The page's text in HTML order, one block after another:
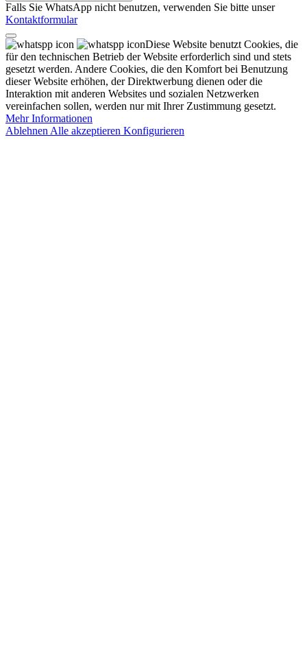
Falls Sie WhatsApp nicht benutzen, verwenden Sie bitte unser
Kontaktformular
Diese Website benutzt Cookies, die
für den technischen Betrieb der Website erforderlich sind und stets
gesetzt werden. Andere Cookies, die den Komfort bei Benutzung
dieser Website erhöhen, der Direktwerbung dienen oder die
Interaktion mit anderen Websites und sozialen Netzwerken
vereinfachen sollen, werden nur mit Ihrer Zustimmung gesetzt.
Mehr Informationen
Ablehnen Alle akzeptieren Konfigurieren